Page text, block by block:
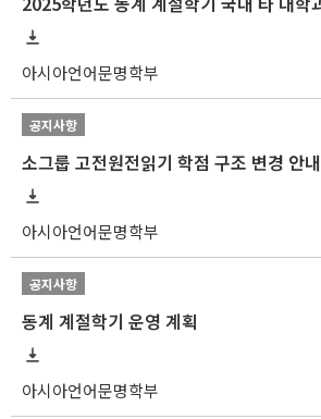
아시아언어문명학부
공지사항
소그룹 고전원전읽기 학점 구조 변경 안내
아시아언어문명학부
공지사항
동계 계절학기 운영 계획
아시아언어문명학부